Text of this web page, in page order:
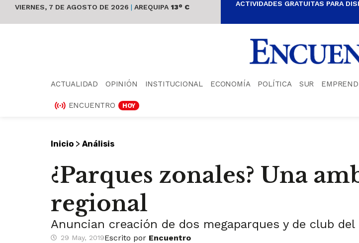
VIERNES, 7 DE AGOSTO DE 2026 | AREQUIPA 13° C ACTIVIDADES GRATUITAS PARA
ACTUALIDAD OPINIÓN INSTITUCIONAL ECONOMÍA POLÍTICA SUR
ENCUENTRO HOY
Inicio > Análisis
¿Parques zonales? Una
regional
Anuncian creación de dos megaparques y de club del
29 May, 2019Escrito por Encuentro